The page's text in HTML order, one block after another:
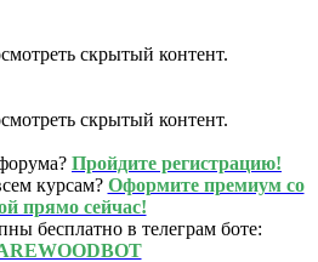
скрытый контент.
скрытый контент.
Пройдите регистрацию!
курсам? Оформите премиум со
прямо сейчас!
бесплатно в телеграм боте: